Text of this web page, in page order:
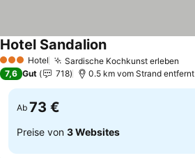
3 SterneHotel Sardische Kochkunst erleben
Hotel Sandalion
7,6 Gut 718 0.5 km vom Strand entfernt
Ab 73 €
Preise von 3 Websites